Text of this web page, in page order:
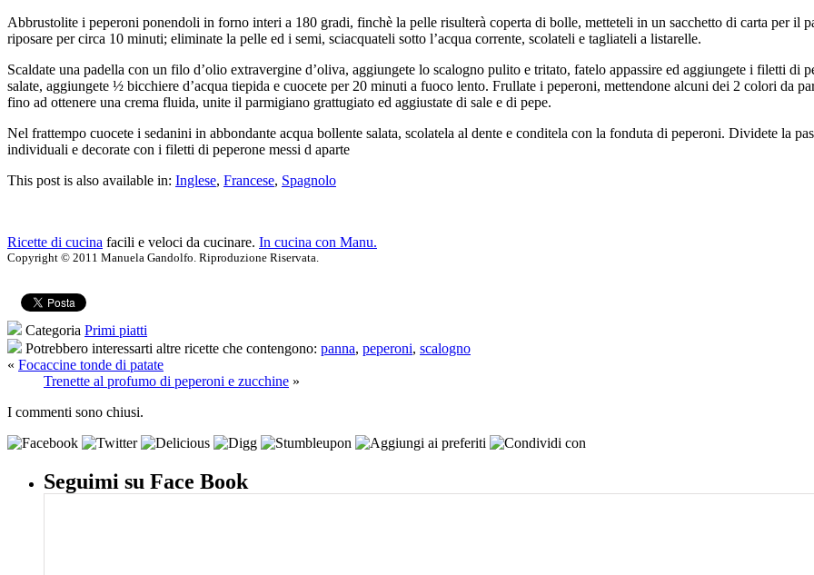
Abbrustolite i peperoni ponendoli in forno interi a 180 gradi, finchè la pelle risulterà coperta di bolle, metteteli in un sacchetto di carta per il
riposare per circa 10 minuti; eliminate la pelle ed i semi, sciacquateli sotto l’acqua corrente, scolateli e tagliateli a listarelle.
Scaldate una padella con un filo d’olio extravergine d’oliva, aggiungete lo scalogno pulito e tritato, fatelo appassire ed aggiungete i filetti di
salate, aggiungete ½ bicchiere d’acqua tiepida e cuocete per 20 minuti a fuoco lento. Frullate i peperoni, mettendone alcuni dei 2 colori da
fino ad ottenere una crema fluida, unite il parmigiano grattugiato ed aggiustate di sale e di pepe.
Nel frattempo cuocete i sedanini in abbondante acqua bollente salata, scolatela al dente e conditela con la fonduta di peperoni. Dividete la
individuali e decorate con i filetti di peperone messi d aparte
This post is also available in: Inglese, Francese, Spagnolo
Ricette di cucina facili e veloci da cucinare. In cucina con Manu.
Copyright © 2011 Manuela Gandolfo. Riproduzione Riservata.
Categoria Primi piatti
Potrebbero interessarti altre ricette che contengono: panna, peperoni, scalogno
« Focaccine tonde di patate
Trenette al profumo di peperoni e zucchine »
I commenti sono chiusi.
Seguimi su Face Book